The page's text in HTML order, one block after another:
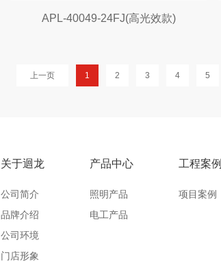
APL-40049-24FJ(高光效款)
上一页 1 2 3 4 5
关于迴龙
公司简介
品牌介绍
公司环境
门店形象
产品中心
照明产品
电工产品
工程案例
项目案例